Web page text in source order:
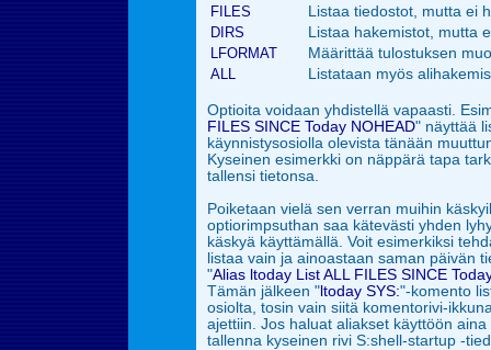
FILES
Listaa tiedostot, mutta ei
DIRS
Listaa hakemistot, mutta
LFORMAT
Määrittää tulostuksen
ALL
Listataan myös
Optioita voidaan yhdistellä vapaasti.
FILES SINCE Today NOHEAD" näyttää
käynnistysosiolla olevista tänään
Kyseinen esimerkki on näppärä tapa
tallensi tietonsa.
Poiketaan vielä sen verran muihin
optiorimpsuthan saa kätevästi yhden
käskyä käyttämällä. Voit esimerkiksi
listaa vain ja ainoastaan saman päivän
"Alias ltoday List ALL FILES SINCE
Tämän jälkeen " ltoday SYS:"-komento
osiolta, tosin vain siitä komentorivi-
ajettiin. Jos haluat aliakset käyttöön
tallenna kyseinen rivi S:shell-startup -